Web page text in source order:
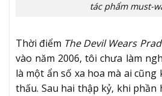
tác phẩm must-
Thời điểm The Devil Wears
vào năm 2006, tôi chưa làm
là một ẩn số xa hoa mà ai
thấu. Sau hai thập kỷ, khi phần